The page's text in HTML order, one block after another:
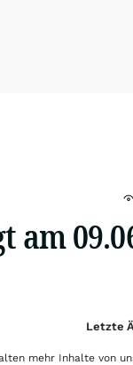
am
Letzte
mehr Inhalte von